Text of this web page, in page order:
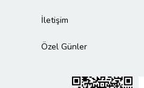
İletişim
Özel Günler